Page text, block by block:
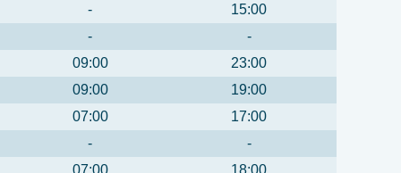
-
15:00
-
-
09:00
23:00
09:00
19:00
07:00
17:00
-
-
07:00
18:00